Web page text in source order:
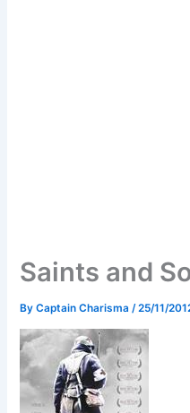
Saints and
ByCaptain Charisma /25/11/